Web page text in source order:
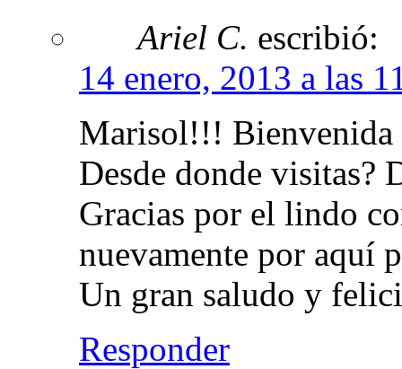
Ariel C. escribió:
14 enero, 2013 a las
Marisol!!! Bienvenida
Desde donde visitas?
Gracias por el lindo
nuevamente por aquí
Un gran saludo y
Responder